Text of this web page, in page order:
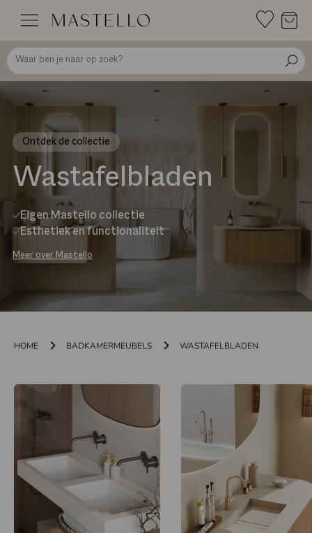
inhoud
Ontdek de collectie
Wastafelbladen
Eigen Mastello collectie
Esthetiek en functionaliteit
Meer over Mastello
HOME BADKAMERMEUBELS WASTAFELBLADEN